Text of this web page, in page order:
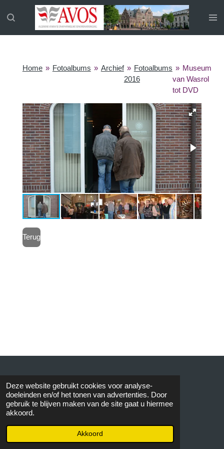
Deze website gebruikt cookies voor analyse-
doeleinden en/of het tonen van advertenties. Door
gebruik te blijven maken van de site gaat u hiermee
akkoord.
Akkoord
direct
Home » Fotoalbums » Archief » Fotoalbums
2016
» Museum
van Wasrol
tot DVD
Terug
© 2015 AVOS